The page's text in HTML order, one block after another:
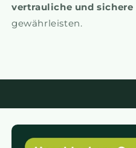
vertrauliche und sichere
gewährleisten.